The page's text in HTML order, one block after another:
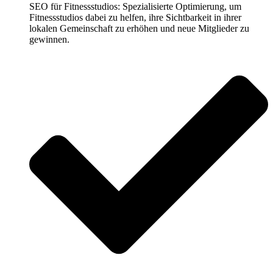
SEO für Fitnessstudios: Spezialisierte Optimierung, um
Fitnessstudios dabei zu helfen, ihre Sichtbarkeit in ihrer
lokalen Gemeinschaft zu erhöhen und neue Mitglieder zu
gewinnen.